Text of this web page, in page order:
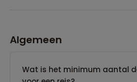
Algemeen
Wat is het minimum aantal